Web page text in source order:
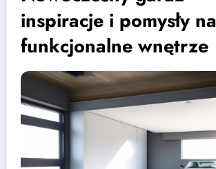
inspiracje i pomysły na
funkcjonalne wnętrze